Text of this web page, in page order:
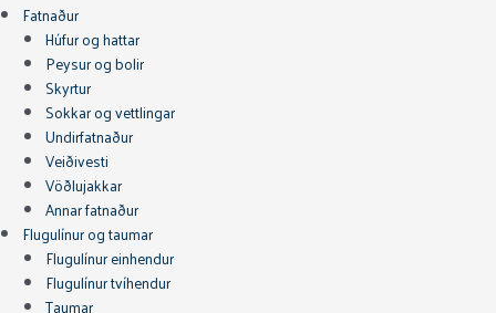
Fatnaður
Húfur og hattar
Peysur og bolir
Skyrtur
Sokkar og vettlingar
Undirfatnaður
Veiðivesti
Vöðlujakkar
Annar fatnaður
Flugulínur og taumar
Flugulínur einhendur
Flugulínur tvíhendur
Taumar